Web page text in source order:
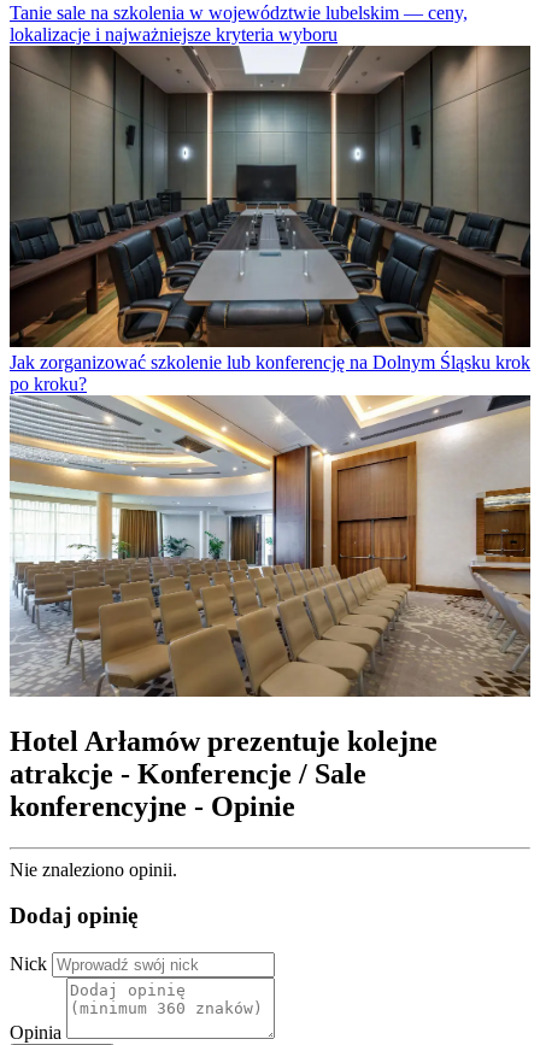
Tanie sale na szkolenia w województwie lubelskim — ceny,
lokalizacje i najważniejsze kryteria wyboru
Jak zorganizować szkolenie lub konferencję na Dolnym Śląsku krok
po kroku?
Hotel Arłamów prezentuje kolejne
atrakcje - Konferencje / Sale
konferencyjne - Opinie
Nie znaleziono opinii.
Dodaj opinię
Nick
Opinia